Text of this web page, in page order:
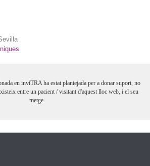
en inviTRA ha estat plantejada per a donar suport, no
entre un pacient / visitant d'aquest lloc web, i el seu
metge.